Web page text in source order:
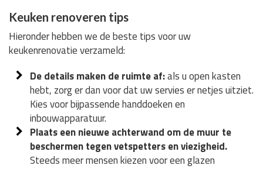
Keuken renoveren tips
Hieronder hebben we de beste tips voor uw
keukenrenovatie verzameld:
De details maken de ruimte af:als u open kasten
hebt, zorg er dan voor dat uw servies er netjes uitziet.
Kies voor bijpassende handdoeken en
inbouwapparatuur.
Plaats een nieuwe achterwand om de muur te
beschermen tegen vetspetters en viezigheid.
Steeds meer mensen kiezen voor een glazen